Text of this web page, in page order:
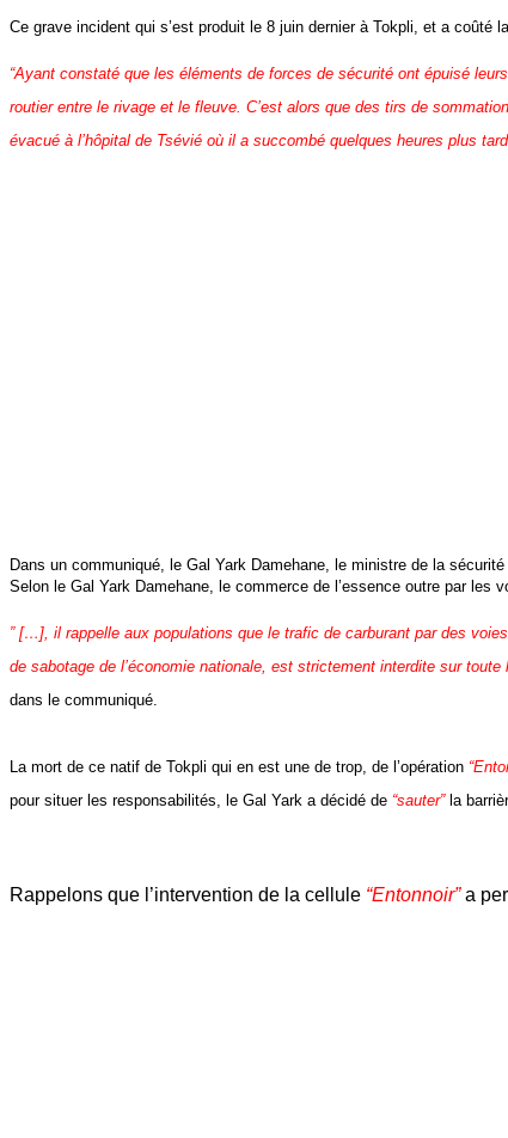
Ce grave incident qui s’est produit le 8 juin dernier à Tokpli, et a
“Ayant constaté que les éléments de forces de sécurité ont épuisé
routier entre le rivage et le fleuve. C’est alors que des tirs de
évacué à l’hôpital de Tsévié où il a succombé quelques heures plus
Dans un communiqué, le Gal Yark Damehane, le ministre de la
Selon le Gal Yark Damehane, le commerce de l’essence outre par les
” […], il rappelle aux populations que le trafic de carburant par des
de sabotage de l’économie nationale, est strictement interdite sur
dans le communiqué.
La mort de ce natif de Tokpli qui en est une de trop, de l’opération
pour situer les responsabilités, le Gal Yark a décidé de “sauter”la
Rappelons que l’intervention de la cellule “Entonnoir”a